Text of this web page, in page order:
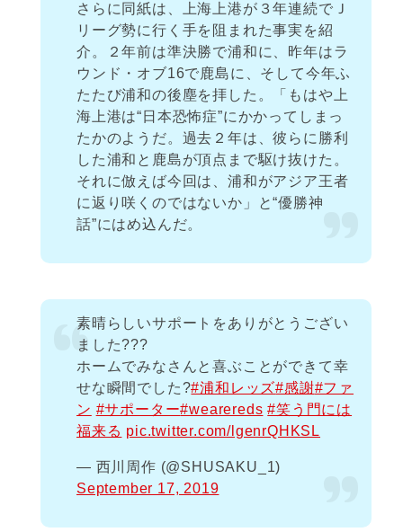
さらに同紙は、上海上港が３年連続でＪ
リーグ勢に行く手を阻まれた事実を紹
介。２年前は準決勝で浦和に、昨年はラ
ウンド・オブ16で鹿島に、そして今年ふ
たたび浦和の後塵を拝した。「もはや上
海上港は“日本恐怖症”にかかってしまっ
たかのようだ。過去２年は、彼らに勝利
した浦和と鹿島が頂点まで駆け抜けた。
それに倣えば今回は、浦和がアジア王者
に返り咲くのではないか」と“優勝神
話”にはめ込んだ。
素晴らしいサポートをありがとうござい
ました???
ホームでみなさんと喜ぶことができて幸
せな瞬間でした?#浦和レッズ#感謝#ファ
ン #サポーター#wearereds #笑う門には
福来る pic.twitter.com/lgenrQHKSL
— 西川周作 (@SHUSAKU_1)
September 17, 2019